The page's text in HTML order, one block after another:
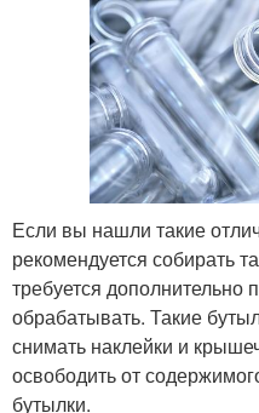
Если вы нашли такие
рекомендуется собирать
требуется дополнительно
обрабатывать. Такие
снимать наклейки и
освободить от
бутылки.